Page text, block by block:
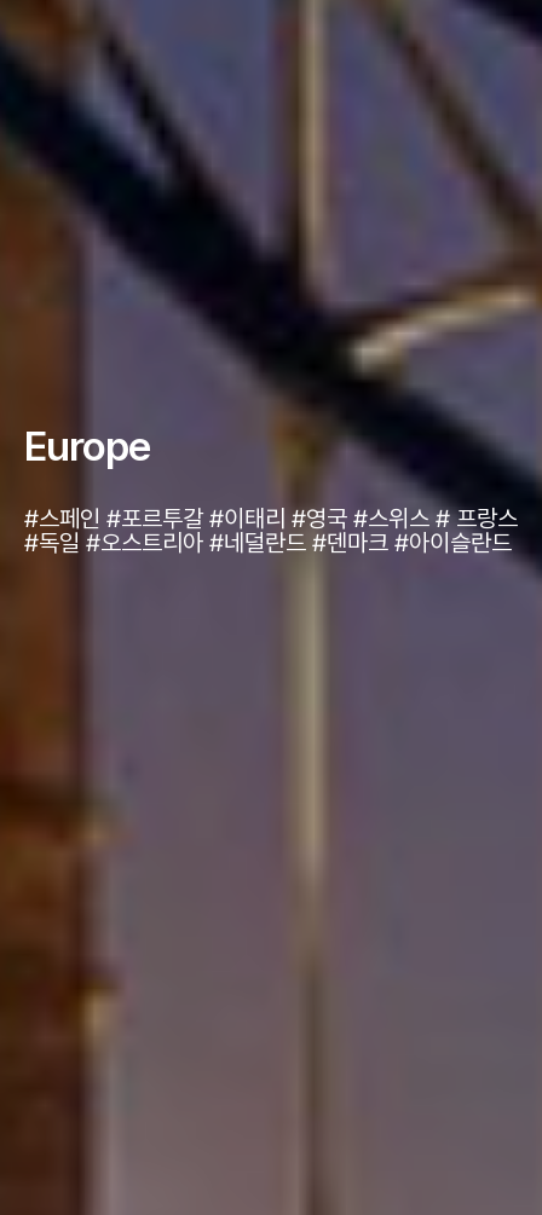
Europe
#스페인 #포르투갈 #이태리 #영국 #스위스 # 프랑스
#독일 #오스트리아 #네덜란드 #덴마크 #아이슬란드